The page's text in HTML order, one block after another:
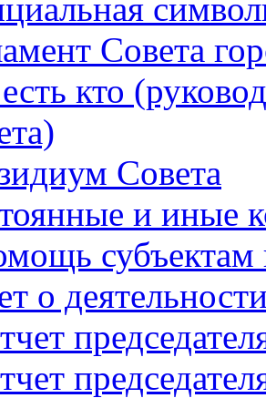
Совета
кто
Совета
и иные
субъектам
о